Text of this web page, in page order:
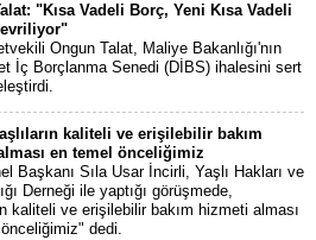
"Kısa Vadeli Borç, Yeni Kısa Vadeli
Ongun Talat, Maliye Bakanlığı'nın
İç Borçlanma Senedi (DİBS) ihalesini sert
kaliteli ve erişilebilir bakım
en temel önceliğimiz
Başkanı Sıla Usar İncirli, Yaşlı Hakları ve
Derneği ile yaptığı görüşmede,
kaliteli ve erişilebilir bakım hizmeti alması
dedi.